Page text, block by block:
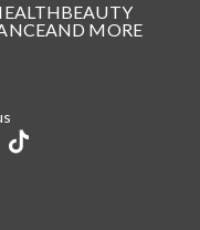
BEAUTY
AND MORE